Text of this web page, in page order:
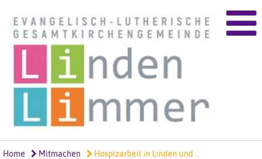
Home Mitmachen Hospizarbeit in Linden und ...